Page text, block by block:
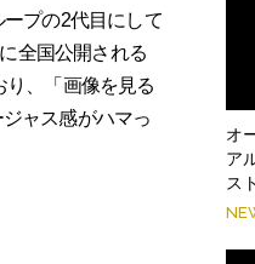
プの2代目にして
全国公開される
、「画像を見る
ャス感がハマっ
オ
ア
ス